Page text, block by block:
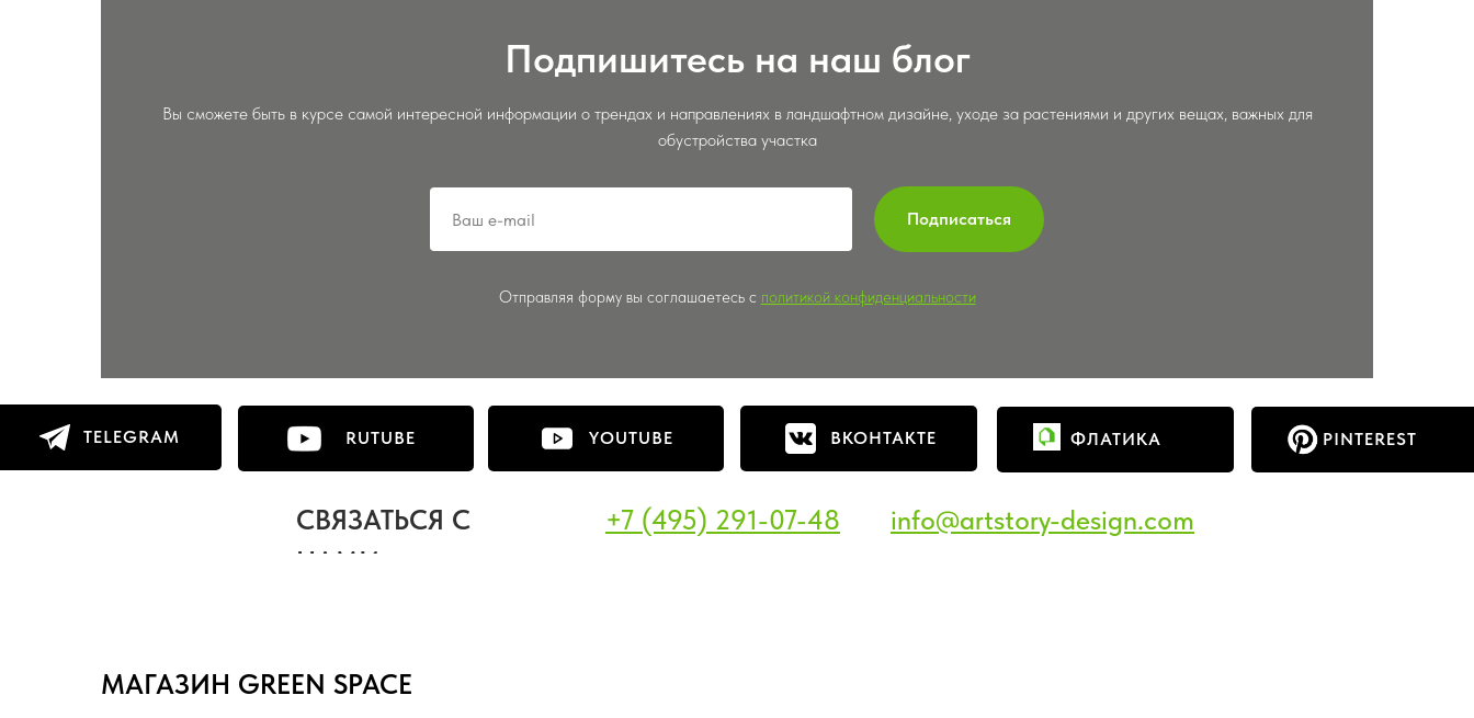
Подпишитесь на наш блог
Вы сможете быть в курсе самой интересной информации о трендах и направлениях в ландшафтном дизайне, уходе за растениями и других вещах, важных для
обустройства участка
Подписаться
Отправляя форму вы соглашаетесь с политикой конфиденциальности
TELEGRAM PINTEREST
ФЛАТИКА
YOUTUBE ВКОНТАКТЕ
СВЯЗАТЬСЯ С
НАМИ:
+7 (495) 291-07-48 info@artstory-design.com
RUTUBE
МАГАЗИН GREEN SPACE